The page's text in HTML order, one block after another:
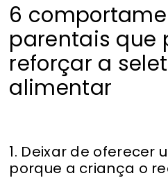
6
parentais que
reforçar a
alimentar
1. Deixar de oferecer
porque a criança o